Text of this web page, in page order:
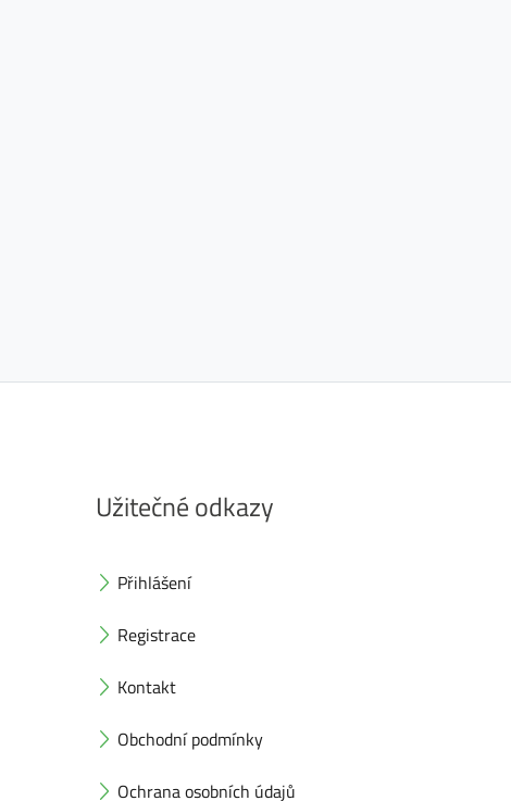
Užitečné odkazy
Přihlášení
Registrace
Kontakt
Obchodní podmínky
Ochrana osobních údajů